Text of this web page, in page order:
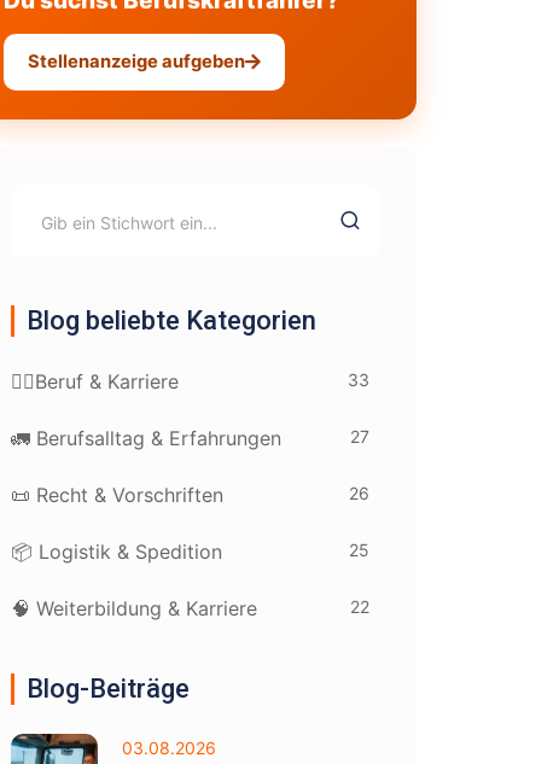
Stellenanzeige aufgeben
Blog beliebte Kategorien
👷‍♂️Beruf & Karriere 33
🚛 Berufsalltag & Erfahrungen 27
📜 Recht & Vorschriften 26
📦 Logistik & Spedition 25
🧠 Weiterbildung & Karriere 22
Blog-Beiträge
03.08.2026